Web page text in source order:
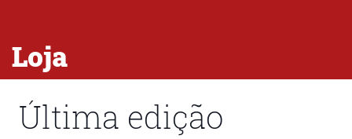
Loja
Última edição